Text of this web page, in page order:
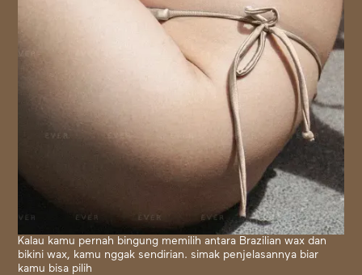
Kalau kamu pernah bingung memilih antara Brazilian wax dan
bikini wax, kamu nggak sendirian. simak penjelasannya biar
kamu bisa pilih